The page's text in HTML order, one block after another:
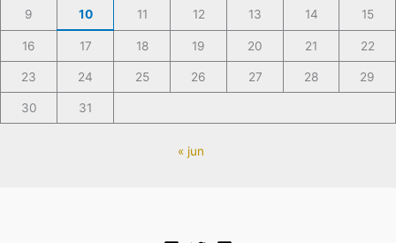
9 10 11 12 13 14 15
16 17 18 19 20 21 22
23 24 25 26 27 28 29
30 31
« jun